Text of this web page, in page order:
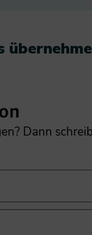
Dann